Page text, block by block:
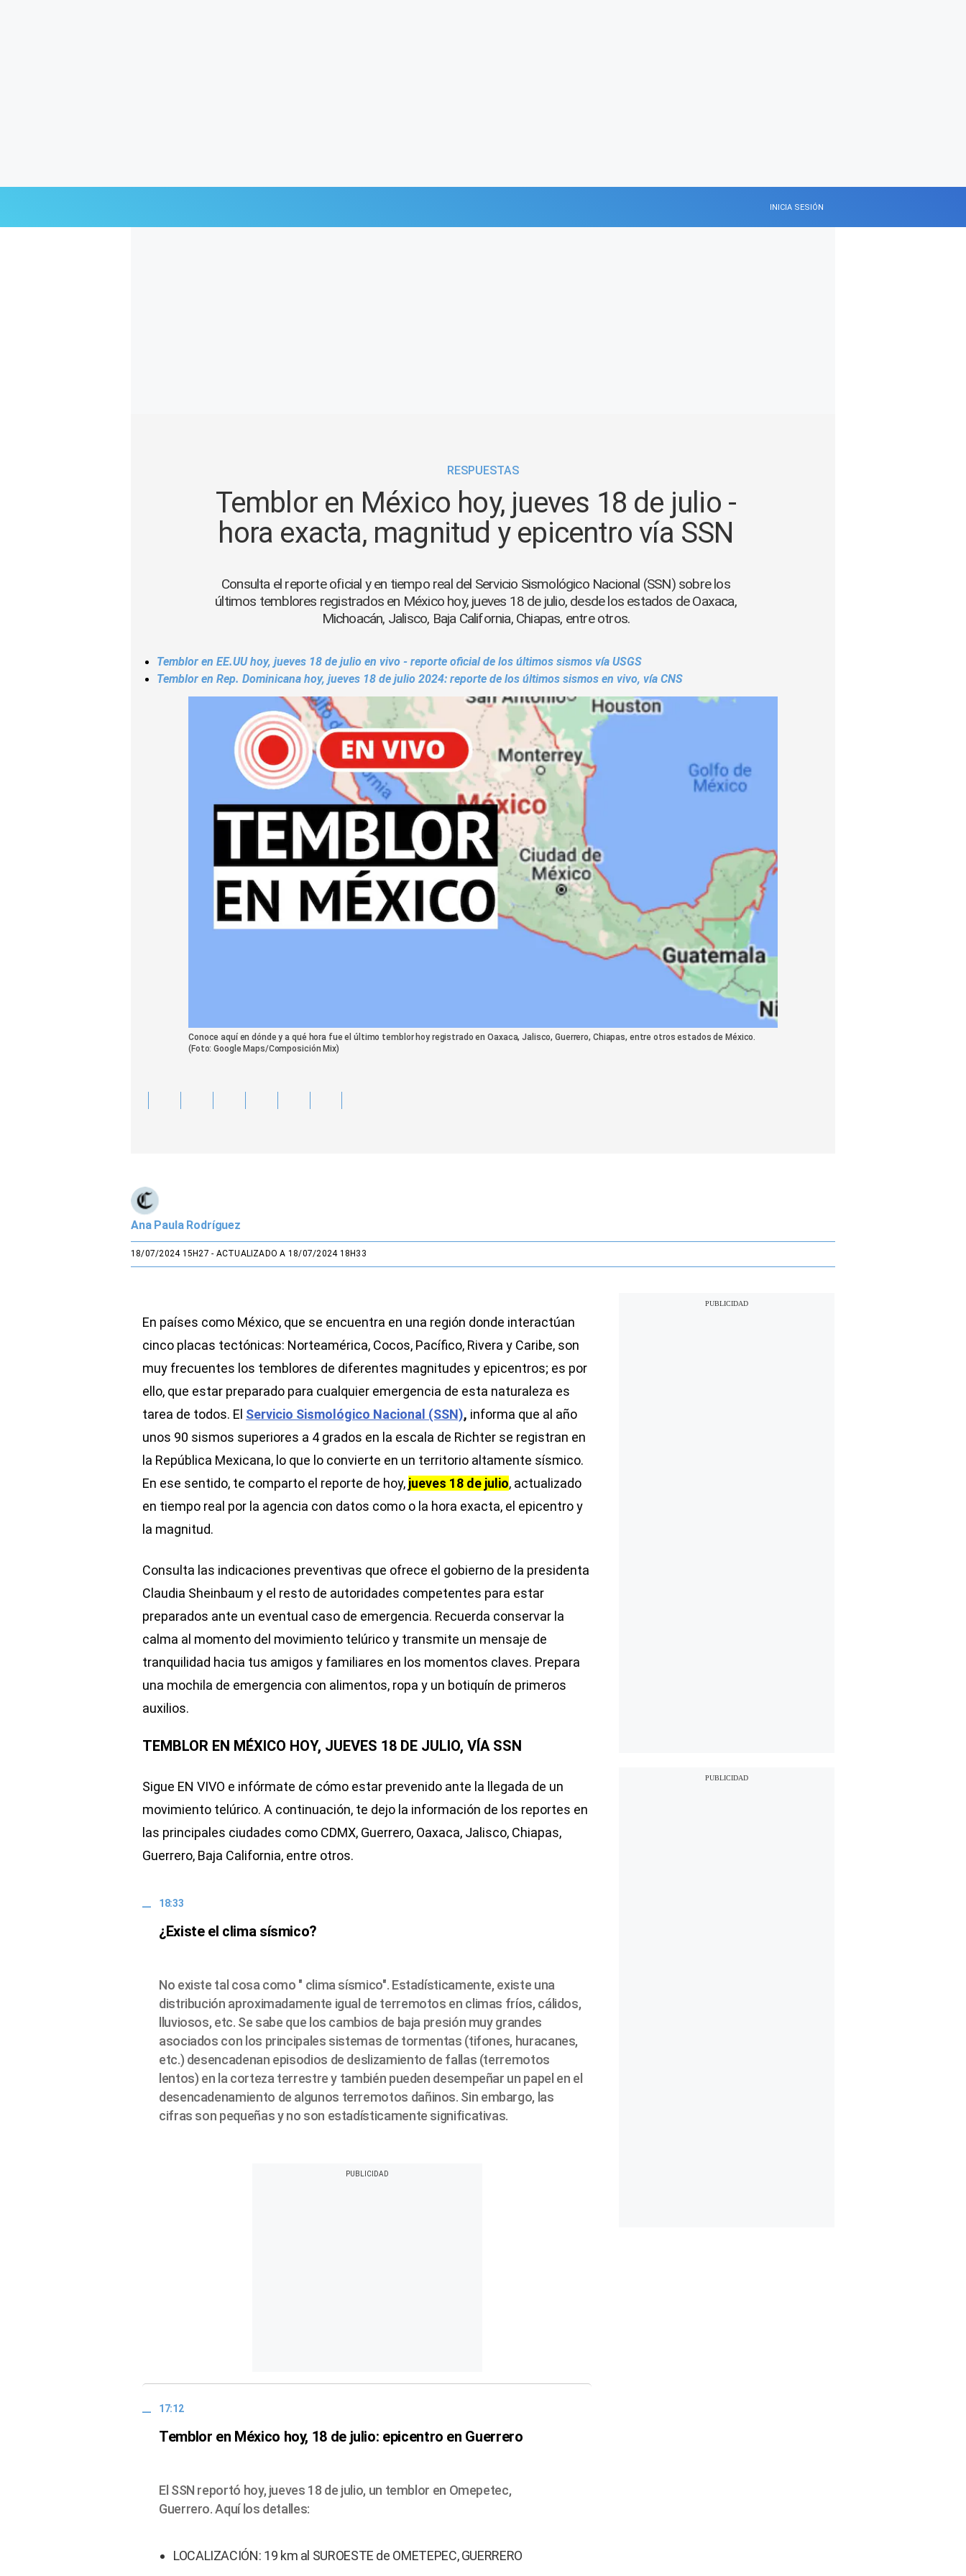
INICIA SESIÓN
RESPUESTAS
Temblor en México hoy, jueves 18 de julio -
hora exacta, magnitud y epicentro vía SSN
Consulta el reporte oficial y en tiempo real del Servicio Sismológico Nacional (SSN) sobre los
últimos temblores registrados en México hoy, jueves 18 de julio, desde los estados de Oaxaca,
Michoacán, Jalisco, Baja California, Chiapas, entre otros.
Temblor en EE.UU hoy, jueves 18 de julio en vivo - reporte oficial de los últimos sismos vía USGS
Temblor en Rep. Dominicana hoy, jueves 18 de julio 2024: reporte de los últimos sismos en vivo, vía CNS
Conoce aquí en dónde y a qué hora fue el último temblor hoy registrado en Oaxaca, Jalisco, Guerrero, Chiapas, entre otros estados de México.
(Foto: Google Maps/Composición Mix)
Ana Paula Rodríguez
18/07/2024 15H27 - ACTUALIZADO A 18/07/2024 18H33
En países como México, que se encuentra en una región donde interactúan
cinco placas tectónicas: Norteamérica, Cocos, Pacífico, Rivera y Caribe, son
muy frecuentes los temblores de diferentes magnitudes y epicentros; es por
ello, que estar preparado para cualquier emergencia de esta naturaleza es
tarea de todos. El Servicio Sismológico Nacional (SSN), informa que al año
unos 90 sismos superiores a 4 grados en la escala de Richter se registran en
la República Mexicana, lo que lo convierte en un territorio altamente sísmico.
En ese sentido, te comparto el reporte de hoy, jueves 18 de julio, actualizado
en tiempo real por la agencia con datos como o la hora exacta, el epicentro y
la magnitud.
Consulta las indicaciones preventivas que ofrece el gobierno de la presidenta
Claudia Sheinbaum y el resto de autoridades competentes para estar
preparados ante un eventual caso de emergencia. Recuerda conservar la
calma al momento del movimiento telúrico y transmite un mensaje de
tranquilidad hacia tus amigos y familiares en los momentos claves. Prepara
una mochila de emergencia con alimentos, ropa y un botiquín de primeros
auxilios.
TEMBLOR EN MÉXICO HOY, JUEVES 18 DE JULIO, VÍA SSN
Sigue EN VIVO e infórmate de cómo estar prevenido ante la llegada de un
movimiento telúrico. A continuación, te dejo la información de los reportes en
las principales ciudades como CDMX, Guerrero, Oaxaca, Jalisco, Chiapas,
Guerrero, Baja California, entre otros.
18:33
¿Existe el clima sísmico?
No existe tal cosa como " clima sísmico". Estadísticamente, existe una
distribución aproximadamente igual de terremotos en climas fríos, cálidos,
lluviosos, etc. Se sabe que los cambios de baja presión muy grandes
asociados con los principales sistemas de tormentas (tifones, huracanes,
etc.) desencadenan episodios de deslizamiento de fallas (terremotos
lentos) en la corteza terrestre y también pueden desempeñar un papel en el
desencadenamiento de algunos terremotos dañinos. Sin embargo, las
cifras son pequeñas y no son estadísticamente significativas.
17:12
Temblor en México hoy, 18 de julio: epicentro en Guerrero
El SSN reportó hoy, jueves 18 de julio, un temblor en Omepetec,
Guerrero. Aquí los detalles:
LOCALIZACIÓN: 19 km al SUROESTE de OMETEPEC, GUERRERO